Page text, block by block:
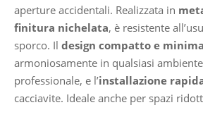
aperture accidentali. Realizzata in
finitura nichelata, è resistente
sporco. Il design compatto e
armoniosamente in qualsiasi
professionale, e l’installazione
cacciavite. Ideale anche per spazi